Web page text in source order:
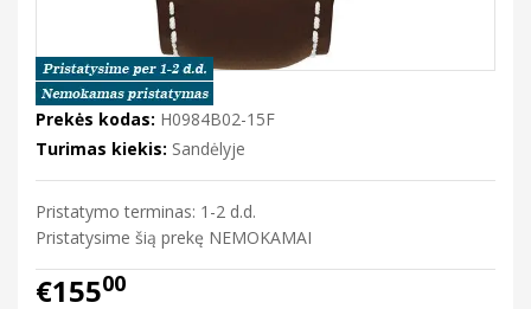
Prekės kodas: H0984B02-15F
Turimas kiekis: Sandėlyje
Pristatymo terminas: 1-2 d.d.
Pristatysime šią prekę NEMOKAMAI
€15500